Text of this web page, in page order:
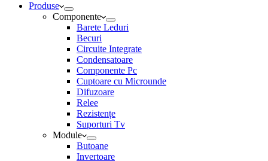
Produse
Componente
Barete Leduri
Becuri
Circuite Integrate
Condensatoare
Componente Pc
Cuptoare cu Microunde
Difuzoare
Relee
Rezistențe
Suporturi Tv
Module
Butoane
Invertoare